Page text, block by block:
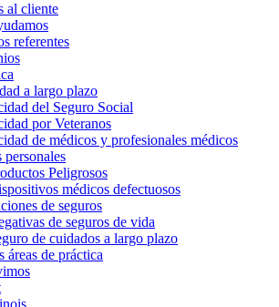
al cliente
referentes
a largo plazo
del Seguro Social
por Veteranos
de médicos y profesionales médicos
personales
Peligrosos
médicos defectuosos
de seguros
de seguros de vida
de cuidados a largo plazo
áreas de práctica